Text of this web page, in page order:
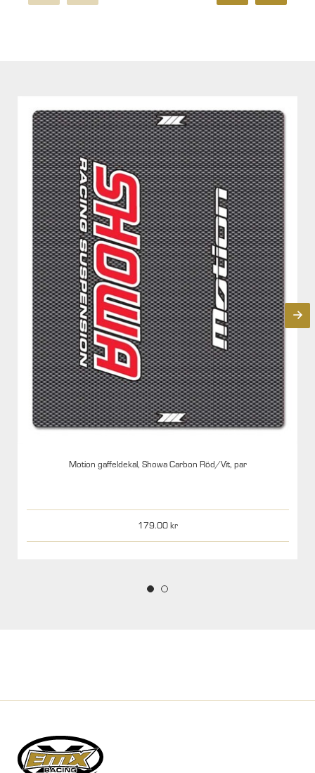
Motion gaffeldekal, Showa Carbon Röd/Vit, par
179.00